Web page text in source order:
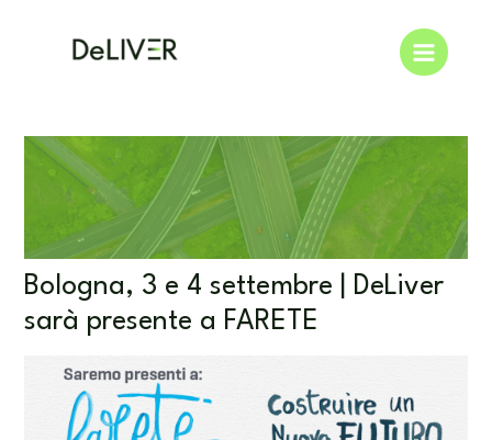
Main
Menu
Bologna, 3 e 4 settembre | DeLiver
sarà presente a FARETE